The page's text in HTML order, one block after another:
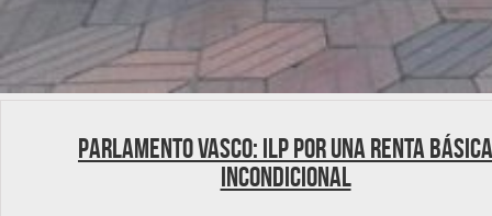
Parlamento Vasco: ILP por una Renta Básica
Incondicional